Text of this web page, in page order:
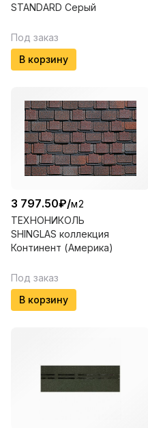
STANDARD Серый
Под заказ
В корзину
3 797.50₽/м2
ТЕХНОНИКОЛЬ
SHINGLAS коллекция
Континент (Америка)
Под заказ
В корзину